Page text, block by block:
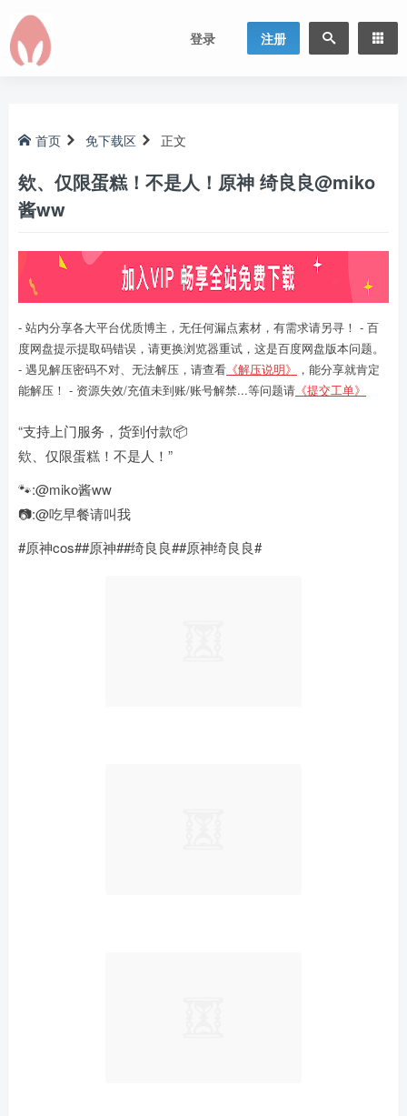
登录 注册
首页 免下载区 正文
欸、仅限蛋糕！不是人！原神 绮良良@miko
酱ww
- 站内分享各大平台优质博主，无任何漏点素材，有需求请另寻！ - 百
度网盘提示提取码错误，请更换浏览器重试，这是百度网盘版本问题。
- 遇见解压密码不对、无法解压，请查看 《解压说明》
，能分享就肯定
能解压！ - 资源失效/充值未到账/账号解禁...等问题请 《提交工单》
“支持上门服务，货到付款📦
欸、仅限蛋糕！不是人！”
🐾:@miko酱ww
📷:@吃早餐请叫我
#原神cos##原神##绮良良##原神绮良良# ​​​